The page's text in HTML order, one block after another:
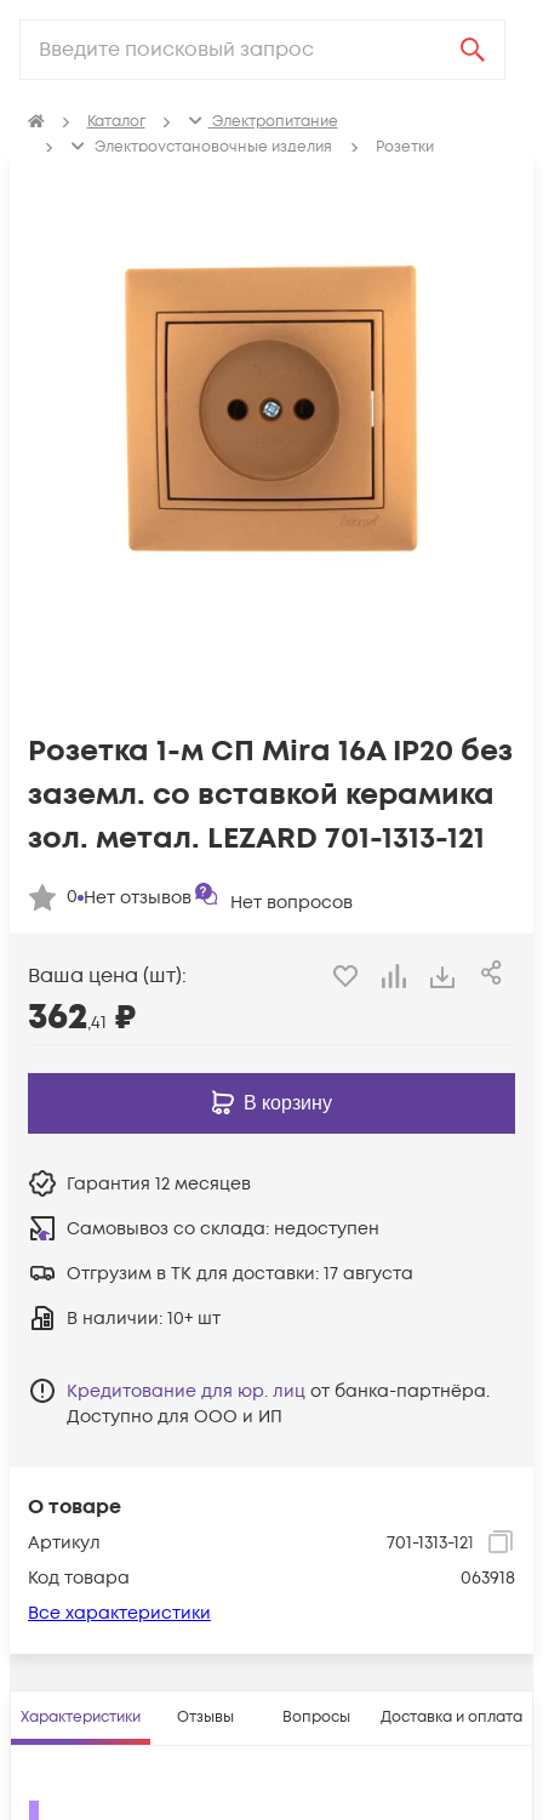
Каталог
Электропитание
Электроустановочные изделия
Розетки
О товаре
Артикул
701-1313-121
Код товара
063918
Все характеристики
Розетка 1-м СП Mira 16А IP20 без
заземл. со вставкой керамика
зол. метал. LEZARD 701-1313-121
0 Нет отзывов Нет вопросов
Ваша цена (шт):
362,41 ₽
В корзину
Гарантия 12 месяцев
Самовывоз со склада: недоступен
Отгрузим в ТК для доставки: 17 августа
В наличии: 10+ шт
Кредитование для юр. лиц от банка-партнёра.
Доступно для ООО и ИП
Характеристики Отзывы Вопросы Доставка и оплата